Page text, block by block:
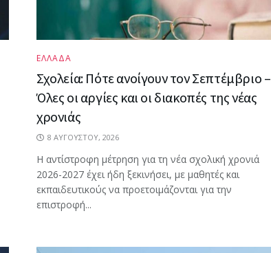
ΕΛΛΑΔΑ
Σχολεία: Πότε ανοίγουν τον Σεπτέμβριο –
Όλες οι αργίες και οι διακοπές της νέας
χρονιάς
8 ΑΥΓΟΎΣΤΟΥ, 2026
Η αντίστροφη μέτρηση για τη νέα σχολική χρονιά
2026-2027 έχει ήδη ξεκινήσει, με μαθητές και
εκπαιδευτικούς να προετοιμάζονται για την
επιστροφή...